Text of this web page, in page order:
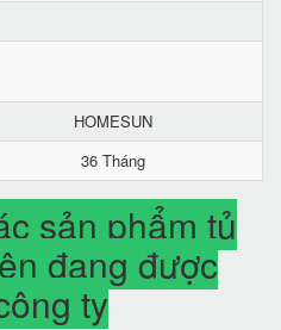
HOMESUN
36 Tháng
sản phẩm tủ
đang được
ty